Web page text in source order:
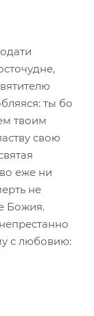
ты бо
твоим
свою
еже ни
не
Божия.
с любовию: